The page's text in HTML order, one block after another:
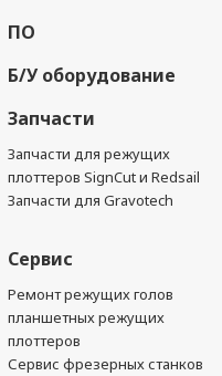
ПО
Б/У оборудование
Запчасти
Запчасти для режущих
плоттеров SignCut и Redsail
Запчасти для Gravotech
Сервис
Ремонт режущих голов
планшетных режущих
плоттеров
Сервис фрезерных станков